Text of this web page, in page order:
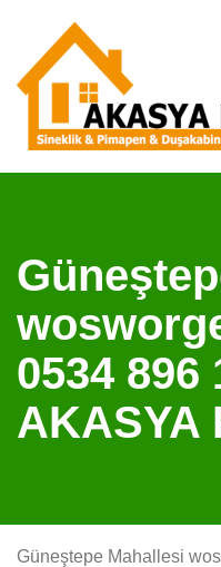
0534 896
AKASYA
Güneştepe Mahallesi